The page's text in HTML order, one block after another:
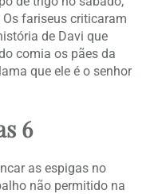
fariseus criticaram
de Davi que
comia os pães da
que ele é o senhor
6
as espigas no
não permitido na